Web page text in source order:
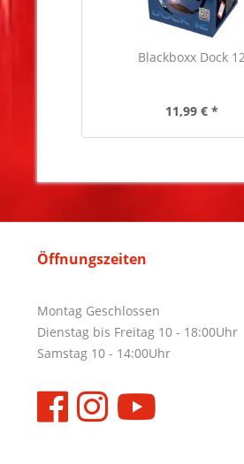
Blackboxx Dock
11,99 € *
Öffnungszeiten
Montag Geschlossen
Dienstag bis Freitag 10 - 18:00Uhr
Samstag 10 - 14:00Uhr